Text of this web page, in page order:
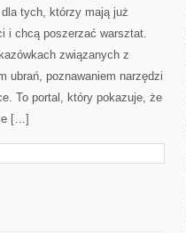
dla tych, którzy mają już
i chcą poszerzać warsztat.
związanych z
ubrań, poznawaniem narzędzi
To portal, który pokazuje, że
[…]